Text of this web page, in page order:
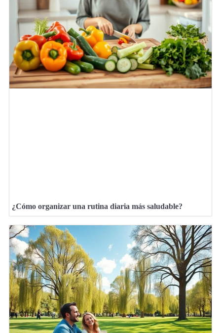
¿Cómo organizar una rutina diaria más saludable?